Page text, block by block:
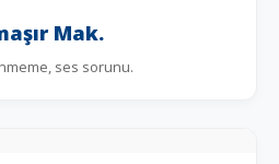
Mak.
ses sorunu.